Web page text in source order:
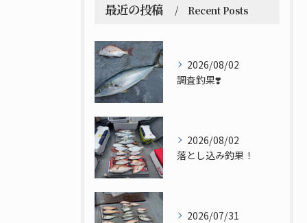
最近の投稿 Recent Posts
2026/08/02
調査釣果❣️
2026/08/02
落とし込み釣果！
2026/07/31